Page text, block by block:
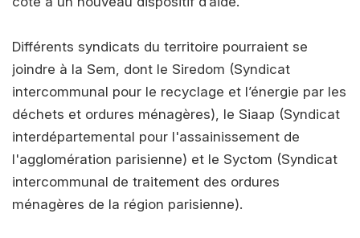
Différents syndicats du territoire pourraient se
joindre à la Sem, dont le Siredom (Syndicat
intercommunal pour le recyclage et l’énergie par les
déchets et ordures ménagères), le Siaap (Syndicat
interdépartemental pour l'assainissement de
l'agglomération parisienne) et le Syctom (Syndicat
intercommunal de traitement des ordures
ménagères de la région parisienne).